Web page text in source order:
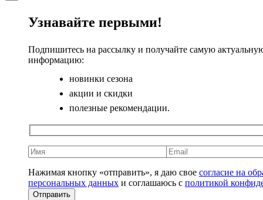
Узнавайте первыми!
Подпишитесь на рассылку и получайте самую
информацию:
новинки сезона
акции и скидки
полезные рекомендации.
Нажимая кнопку «отправить», я даю свое согласие на
персональных данных и соглашаюсь с политикой